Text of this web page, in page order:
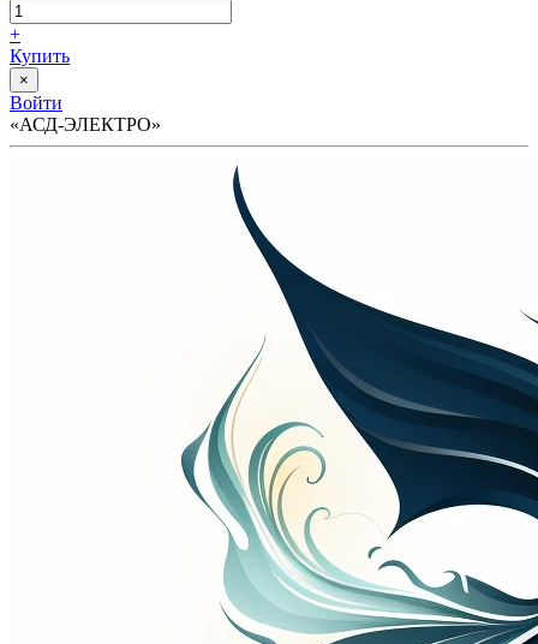
+
Купить
×
Войти
«АСД-ЭЛЕКТРО»